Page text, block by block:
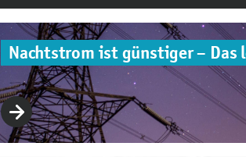
Nachtstrom ist günstiger – Das